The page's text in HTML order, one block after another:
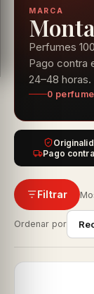
MARCA
Perfumes
Pago contra
24–48 horas.
0
Pago
Filtrar
Ordenar por